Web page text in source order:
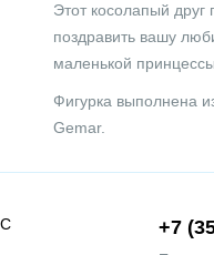
Этот косолапый
поздравить вашу
маленькой принцессы.
Фигурка выполнена
Gemar.
+7